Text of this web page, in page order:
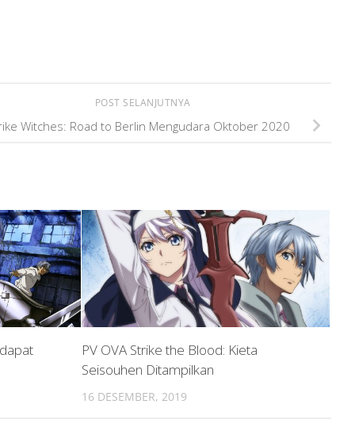
POST SELANJUTNYA
Witches: Road to Berlin Mengudara Oktober 2020
PV OVA Strike the Blood: Kieta
Seisouhen Ditampilkan
16 DESEMBER, 2019